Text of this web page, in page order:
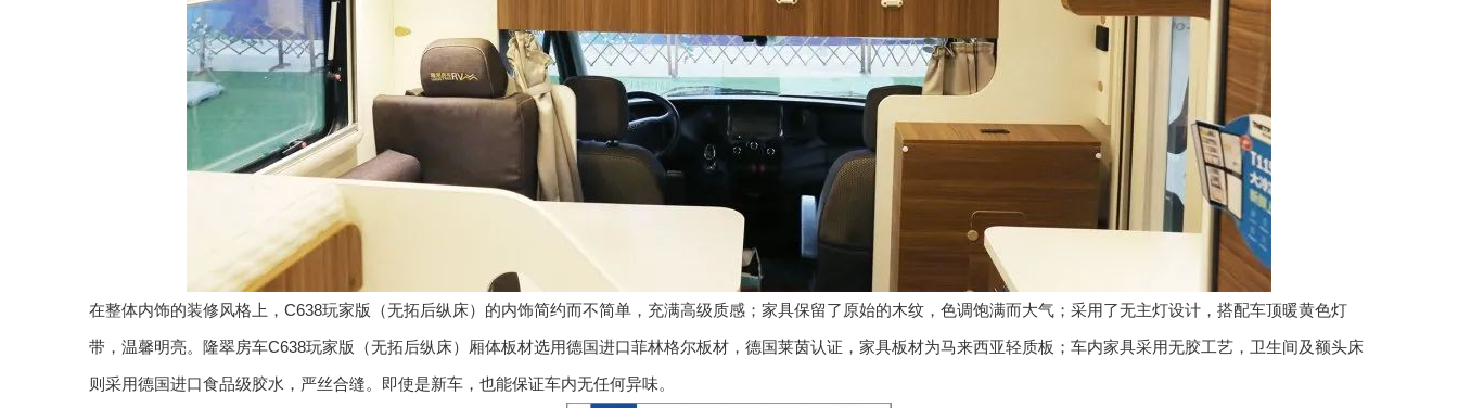
在整体内饰的装修风格上，C638玩家版（无拓后纵床）的内饰简约而不简单，充满高级质感；家具保留了原始的木纹，色调饱满而大气；采用了无主灯设计，搭配车顶暖黄色灯
带，温馨明亮。隆翠房车C638玩家版（无拓后纵床）厢体板材选用德国进口菲林格尔板材，德国莱茵认证，家具板材为马来西亚轻质板；车内家具采用无胶工艺，卫生间及额头床
则采用德国进口食品级胶水，严丝合缝。即使是新车，也能保证车内无任何异味。